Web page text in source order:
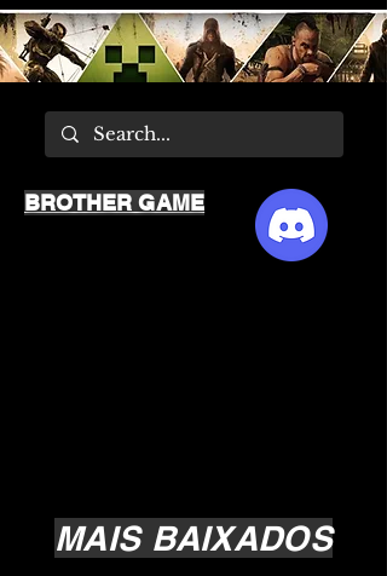
MAIS BAIXADOS
BROTHER GAME